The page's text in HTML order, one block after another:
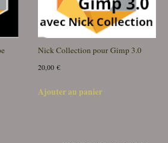
Nick Collection pour Gimp 3.0
20,00€
Ajouter au panier